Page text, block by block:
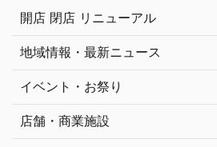
開店 閉店 リニューアル
地域情報・最新ニュース
イベント・お祭り
店舗・商業施設